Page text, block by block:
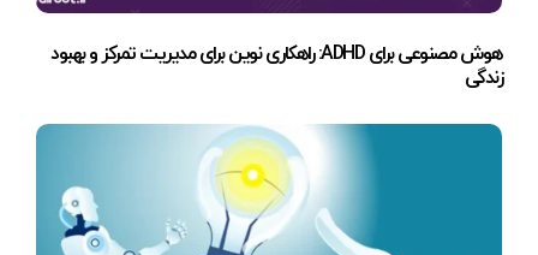
هوش مصنوعی برای ADHD: راهکاری نوین برای مدیریت تمرکز و بهبود
زندگی